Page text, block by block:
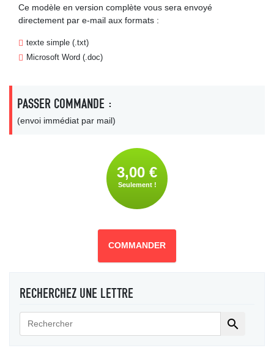
Ce modèle en version complète vous sera envoyé
directement par e-mail aux formats :
texte simple (.txt)
Microsoft Word (.doc)
PASSER COMMANDE :
(envoi immédiat par mail)
3,00 €
Seulement !
COMMANDER
RECHERCHEZ UNE LETTRE
